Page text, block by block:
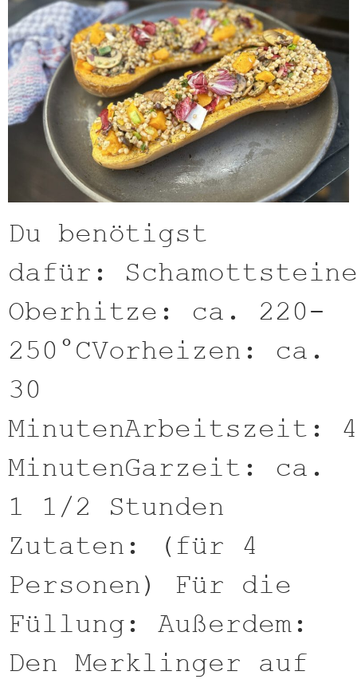
Du benötigst
dafür:
Oberhitze: ca. 220-
250°CVorheizen: ca.
30
MinutenArbeitszeit:
MinutenGarzeit: ca.
1 1/2 Stunden
Zutaten: (für 4
Personen) Für die
Füllung: Außerdem:
Den Merklinger auf